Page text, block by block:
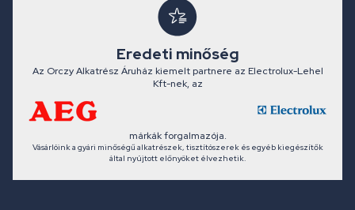
Eredeti minőség
Az Orczy Alkatrész Áruház kiemelt partnere az Electrolux-Lehel
Kft-nek, az
márkák forgalmazója.
Vásárlóink a gyári minőségű alkatrészek, tisztítószerek és egyéb kiegészítők
által nyújtott előnyöket élvezhetik.